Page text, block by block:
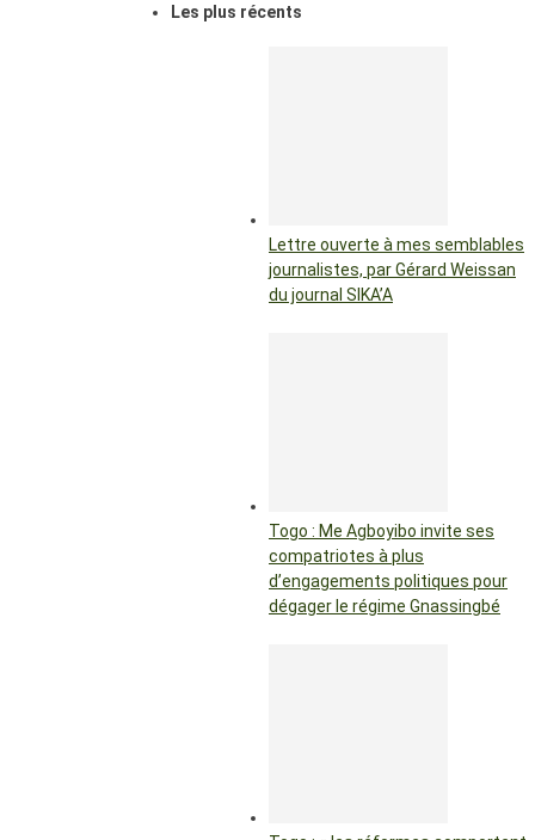
Les plus récents
Lettre ouverte à mes semblables
journalistes, par Gérard Weissan
du journal SIKA’A
Togo : Me Agboyibo invite ses
compatriotes à plus
d’engagements politiques pour
dégager le régime Gnassingbé